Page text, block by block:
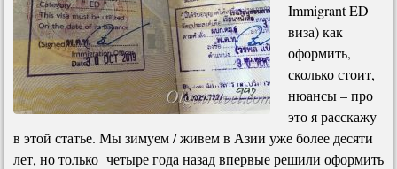
Immigrant ED
виза) как
оформить,
сколько стоит,
нюансы – про
это я расскажу
в этой статье. Мы зимуем / живем в Азии уже более десяти
лет, но только четыре года назад впервые решили оформить